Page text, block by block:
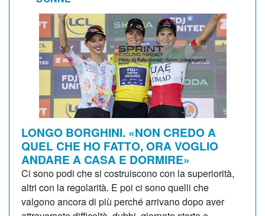
LONGO BORGHINI. «NON CREDO A
QUEL CHE HO FATTO, ORA VOGLIO
ANDARE A CASA E DORMIRE»
Ci sono podi che si costruiscono con la superiorità,
altri con la regolarità. E poi ci sono quelli che
valgono ancora di più perché arrivano dopo aver